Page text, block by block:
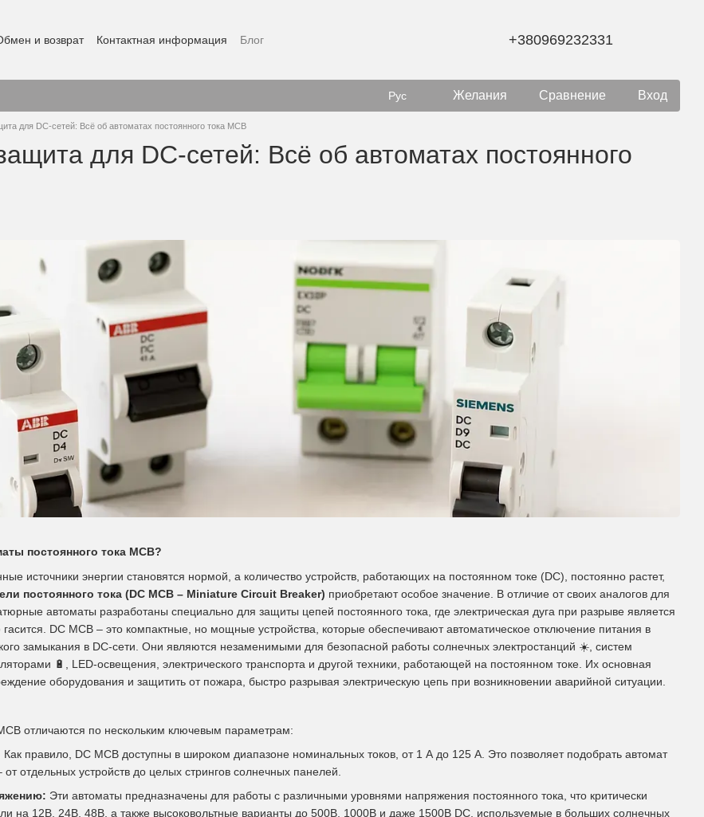
и возврат Контактная информация Блог +380969232331
Рус Желания Сравнение Вход
для DC-сетей: Всё об автоматах постоянного тока MCB
для DC-сетей: Всё об автоматах постоянного
постоянного тока MCB?
источники энергии становятся нормой, а количество устройств, работающих на постоянном токе (DC), постоянно растет,
постоянного тока (DC MCB – Miniature Circuit Breaker) приобретают особое значение. В отличие от своих аналогов для
автоматы разработаны специально для защиты цепей постоянного тока, где электрическая дуга при разрыве является
DC MCB – это компактные, но мощные устройства, которые обеспечивают автоматическое отключение питания в
замыкания в DC-сети. Они являются незаменимыми для безопасной работы солнечных электростанций ☀️ , систем
🔋
, LED-освещения, электрического транспорта и другой техники, работающей на постоянном токе. Их основная
оборудования и защитить от пожара, быстро разрывая электрическую цепь при возникновении аварийной ситуации.
отличаются по нескольким ключевым параметрам:
Как правило, DC MCB доступны в широком диапазоне номинальных токов, от 1 А до 125 А. Это позволяет подобрать автомат
от отдельных устройств до целых стрингов солнечных панелей.
Эти автоматы предназначены для работы с различными уровнями напряжения постоянного тока, что критически
на 12В, 24В, 48В, а также высоковольтные варианты до 500В, 1000В и даже 1500В DC, используемые в больших солнечных